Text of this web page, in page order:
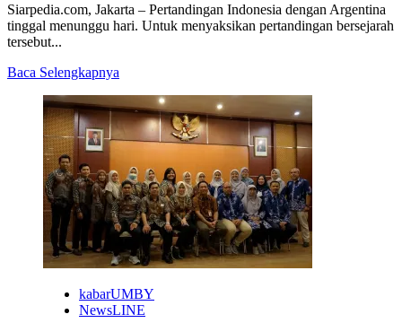
Siarpedia.com, Jakarta – Pertandingan Indonesia dengan Argentina
tinggal menunggu hari. Untuk menyaksikan pertandingan bersejarah
tersebut...
Baca Selengkapnya
about
Tiket
Indonesia
vs
Argentina
Bisa
Mulai
Dibeli
5
Juni
kabarUMBY
NewsLINE